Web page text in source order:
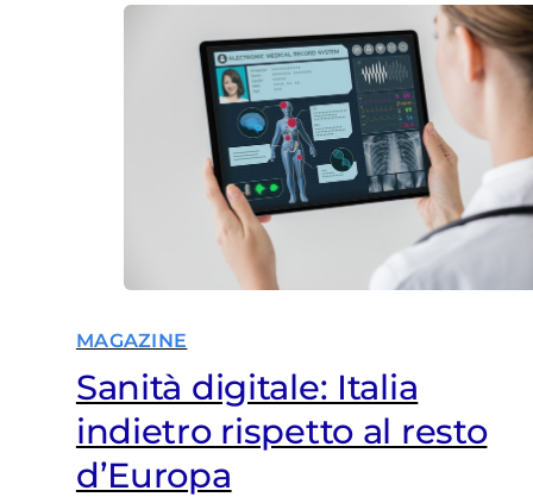
MAGAZINE
Sanità digitale: Italia
indietro rispetto al resto
d’Europa